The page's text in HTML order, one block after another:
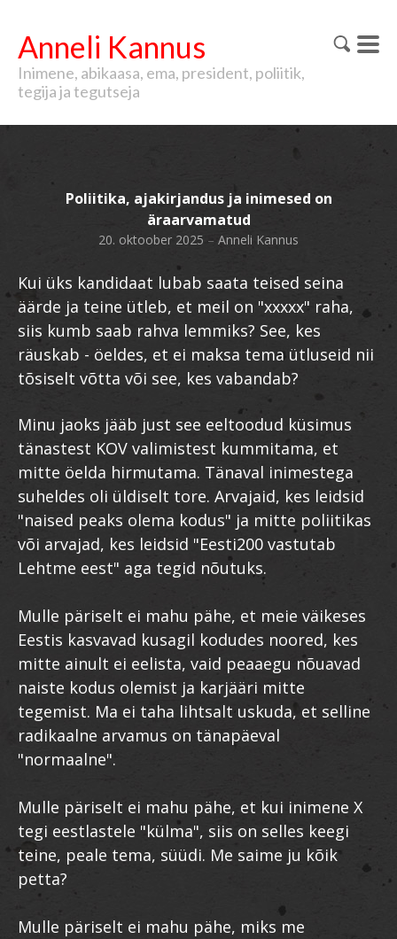
Anneli Kannus
Inimene, abikaasa, ema, president, poliitik,
tegija ja tegutseja
Poliitika, ajakirjandus ja inimesed on
äraarvamatud
20. oktoober 2025 – Anneli Kannus
Kui üks kandidaat lubab saata teised seina
äärde ja teine ütleb, et meil on "xxxxx" raha,
siis kumb saab rahva lemmiks? See, kes
räuskab - öeldes, et ei maksa tema ütluseid nii
tõsiselt võtta või see, kes vabandab?
Minu jaoks jääb just see eeltoodud küsimus
tänastest KOV valimistest kummitama, et
mitte öelda hirmutama. Tänaval inimestega
suheldes oli üldiselt tore. Arvajaid, kes leidsid
"naised peaks olema kodus" ja mitte poliitikas
või arvajad, kes leidsid "Eesti200 vastutab
Lehtme eest" aga tegid nõutuks.
Mulle päriselt ei mahu pähe, et meie väikeses
Eestis kasvavad kusagil kodudes noored, kes
mitte ainult ei eelista, vaid peaaegu nõuavad
naiste kodus olemist ja karjääri mitte
tegemist. Ma ei taha lihtsalt uskuda, et selline
radikaalne arvamus on tänapäeval
"normaalne".
Mulle päriselt ei mahu pähe, et kui inimene X
tegi eestlastele "külma", siis on selles keegi
teine, peale tema, süüdi. Me saime ju kõik
petta?
Mulle päriselt ei mahu pähe, miks me